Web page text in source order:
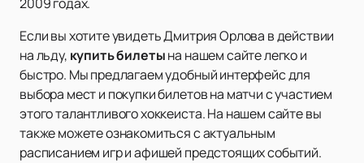
Если вы хотите увидеть Дмитрия Орлова в действии
на льду, купить билетына нашем сайте легко и
быстро. Мы предлагаем удобный интерфейс для
выбора мест и покупки билетов на матчи с участием
этого талантливого хоккеиста. На нашем сайте вы
также можете ознакомиться с актуальным
расписанием игр и афишей предстоящих событий.